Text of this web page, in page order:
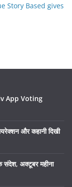
Story Based gives
App Voting
और कहानी दिखी
संदेश, अक्टूबर महीना